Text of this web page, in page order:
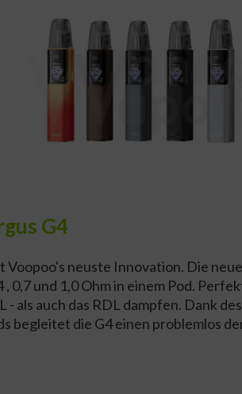
G4
Voopoo's neuste Innovation. Die
, 0,7 und 1,0 Ohm in einem Pod.
- als auch das RDL dampfen. Dank
begleitet die G4 einen problemlos